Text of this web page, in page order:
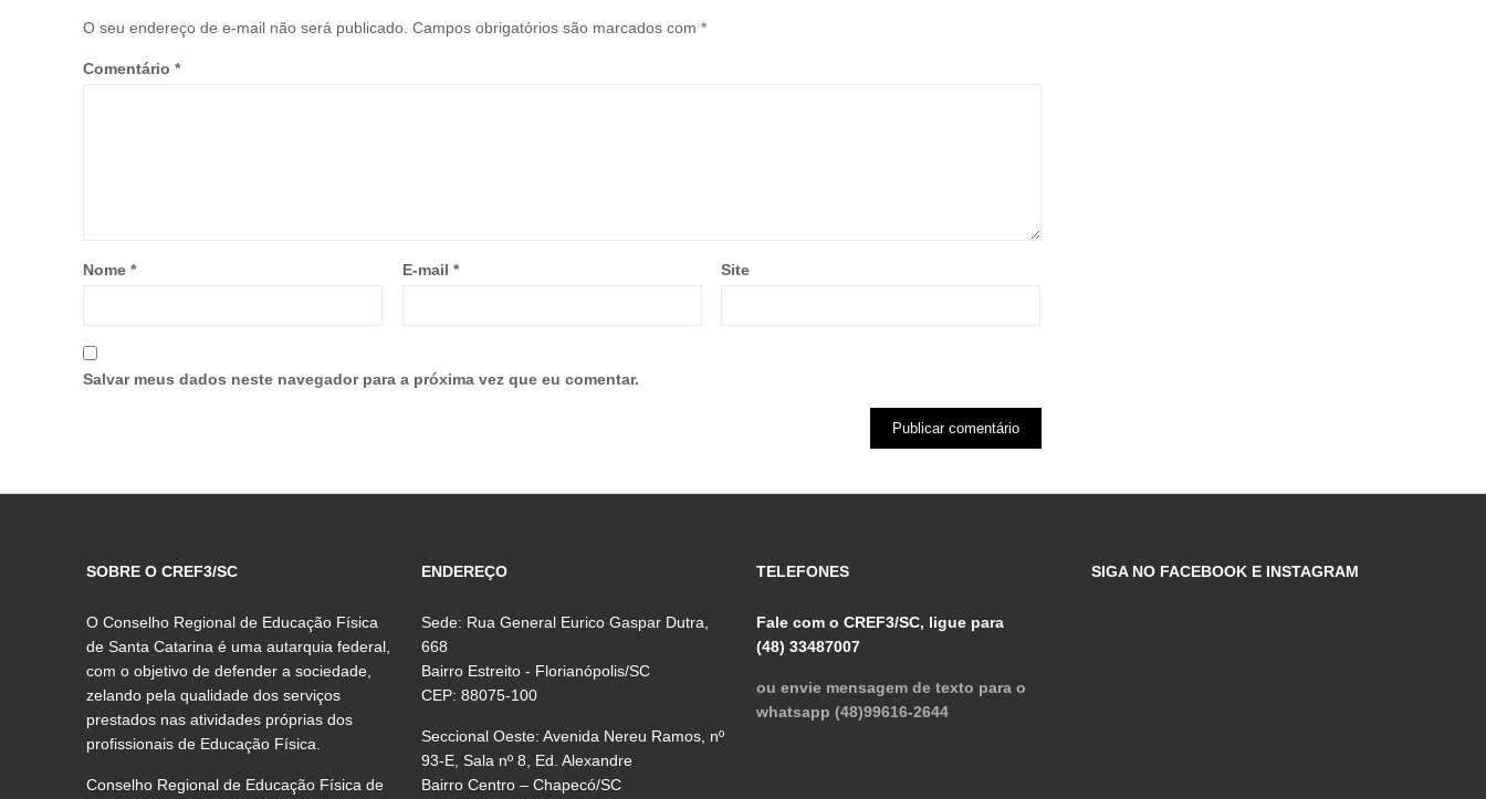
O seu endereço de e-mail não será publicado. Campos obrigatórios são marcados com *
Comentário *
Nome * E-mail * Site
Salvar meus dados neste navegador para a próxima vez que eu comentar.
SOBRE O CREF3/SC
O Conselho Regional de Educação Física
de Santa Catarina é uma autarquia federal,
com o objetivo de defender a sociedade,
zelando pela qualidade dos serviços
prestados nas atividades próprias dos
profissionais de Educação Física.
Conselho Regional de Educação Física de
ENDEREÇO
Sede: Rua General Eurico Gaspar Dutra,
668
Bairro Estreito - Florianópolis/SC
CEP: 88075-100
Seccional Oeste: Avenida Nereu Ramos, nº
93-E, Sala nº 8, Ed. Alexandre
Bairro Centro – Chapecó/SC
TELEFONES
Fale com o CREF3/SC, ligue para
(48) 33487007
ou envie mensagem de texto para o
whatsapp (48)99616-2644
SIGA NO FACEBOOK E INSTAGRAM